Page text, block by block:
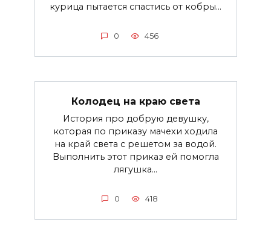
курица пытается спастись от кобры...
0 456
Колодец на краю света
История про добрую девушку,
которая по приказу мачехи ходила
на край света с решетом за водой.
Выполнить этот приказ ей помогла
лягушка...
0 418